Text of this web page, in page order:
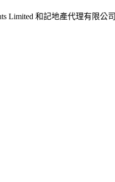
Limited 和記地產代理有限公